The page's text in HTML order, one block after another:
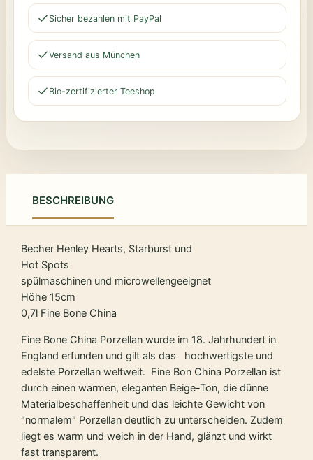
Sicher bezahlen mit PayPal
Versand aus München
Bio-zertifizierter Teeshop
BESCHREIBUNG
Becher Henley Hearts, Starburst und
Hot Spots
spülmaschinen und microwellengeeignet
Höhe 15cm
0,7l Fine Bone China
Fine Bone China Porzellan wurde im 18. Jahrhundert in
England erfunden und gilt als das hochwertigste und
edelste Porzellan weltweit. Fine Bon China Porzellan ist
durch einen warmen, eleganten Beige-Ton, die dünne
Materialbeschaffenheit und das leichte Gewicht von
"normalem" Porzellan deutlich zu unterscheiden. Zudem
liegt es warm und weich in der Hand, glänzt und wirkt
fast transparent.